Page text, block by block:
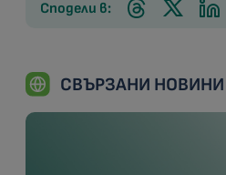
Сподели в:
СВЪРЗАНИ НОВИНИ